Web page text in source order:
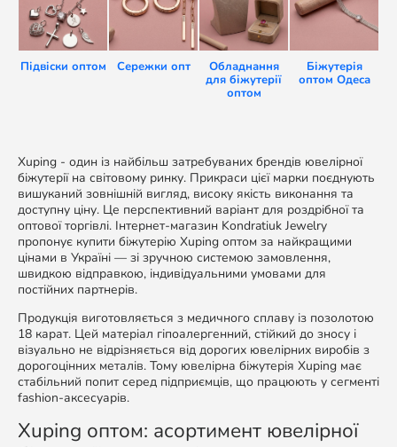
Підвіски оптом Сережки опт
Обладнання
для біжутерії
оптом
Біжутерія
оптом Одеса
Xuping - один із найбільш затребуваних брендів ювелірної
біжутерії на світовому ринку. Прикраси цієї марки поєднують
вишуканий зовнішній вигляд, високу якість виконання та
доступну ціну. Це перспективний варіант для роздрібної та
оптової торгівлі. Інтернет-магазин Kondratiuk Jewelry
пропонує купити біжутерію Xuping оптом за найкращими
цінами в Україні — зі зручною системою замовлення,
швидкою відправкою, індивідуальними умовами для
постійних партнерів.
Продукція виготовляється з медичного сплаву із позолотою
18 карат. Цей матеріал гіпоалергенний, стійкий до зносу і
візуально не відрізняється від дорогих ювелірних виробів з
дорогоцінних металів. Тому ювелірна біжутерія Xuping має
стабільний попит серед підприємців, що працюють у сегменті
fashion-аксесуарів.
Xuping оптом: асортимент ювелірної